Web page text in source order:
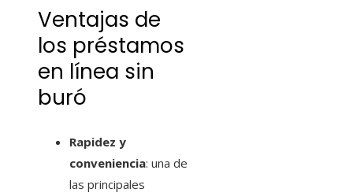
Ventajas de
los préstamos
en línea sin
buró
Rapidez y
conveniencia: una de
las principales